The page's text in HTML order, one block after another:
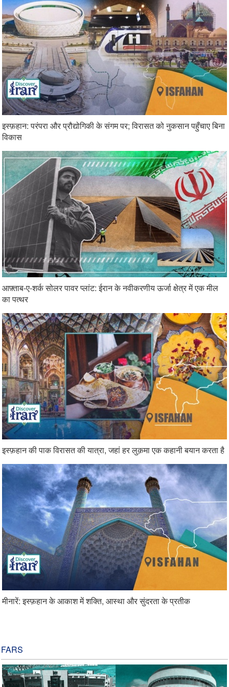
इस्फ़हान: परंपरा और प्रौद्योगिकी के संगम पर; विरासत को नुकसान पहुँचाए बिना
विकास
आफ़्ताब-ए-शर्क सोलर पावर प्लांट: ईरान के नवीकरणीय ऊर्जा क्षेत्र में एक मील
का पत्थर
इस्फ़हान की पाक विरासत की यात्रा, जहां हर लुक़मा एक कहानी बयान करता है
मीनारें: इस्फ़हान के आकाश में शक्ति, आस्था और सुंदरता के प्रतीक
FARS